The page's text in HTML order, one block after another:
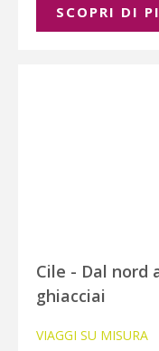
SCOPRI DI
Cile - Dal nord
ghiacciai
VIAGGI SU MISURA